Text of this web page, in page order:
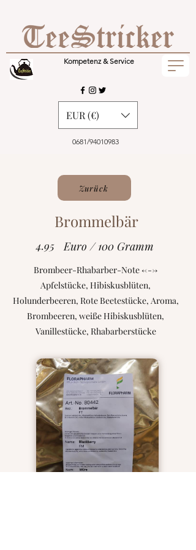
Kompetenz & Service
0681/94010983
EUR (€)
Zurück
Brommelbär
4.95 Euro / 100 Gramm
Brombeer-Rhabarber-Note <--->
Apfelstücke, Hibiskusblüten,
Holunderbeeren, Rote Beetestücke, Aroma,
Brombeeren, weiße Hibiskusblüten,
Vanillestücke, Rhabarberstücke